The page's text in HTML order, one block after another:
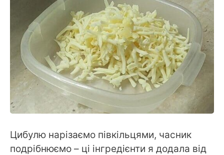
Цибулю нарізаємо півкільцями, часник
подрібнюємо – ці інгредієнти я додала від